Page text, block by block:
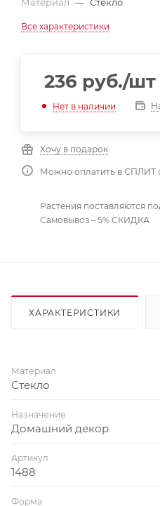
Все характеристики
236 руб./шт
Нет в наличии
Хочу в подарок
Можно оплатить в СПЛИТ
Растения поставляются
Самовывоз – 5% СКИДКА
ХАРАКТЕРИСТИКИ
Материал
Стекло
Назначение
Домашний декор
Артикул
1488
Форма